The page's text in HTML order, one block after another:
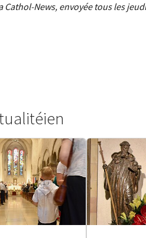
Cathol-News, envoyée tous les